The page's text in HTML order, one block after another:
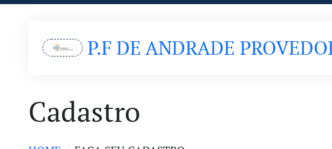
P.F DE ANDRADE
Cadastro